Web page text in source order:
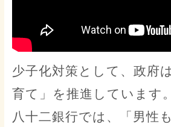
少子化対策として、政府
育て」を推進しています。
八十二銀行では、「男性